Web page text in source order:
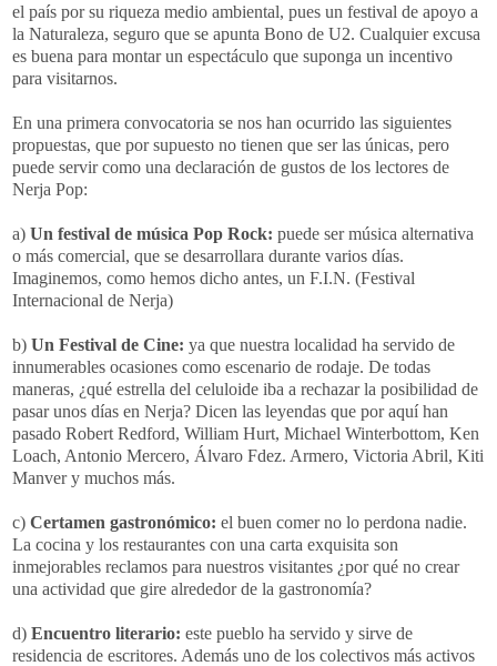
el país por su riqueza medio ambiental, pues un festival de apoyo a
la Naturaleza, seguro que se apunta Bono de U2. Cualquier excusa
es buena para montar un espectáculo que suponga un incentivo
para visitarnos.
En una primera convocatoria se nos han ocurrido las siguientes
propuestas, que por supuesto no tienen que ser las únicas, pero
puede servir como una declaración de gustos de los lectores de
Nerja Pop:
a) Un festival de música Pop Rock: puede ser música alternativa
o más comercial, que se desarrollara durante varios días.
Imaginemos, como hemos dicho antes, un F.I.N. (Festival
Internacional de Nerja)
b) Un Festival de Cine: ya que nuestra localidad ha servido de
innumerables ocasiones como escenario de rodaje. De todas
maneras, ¿qué estrella del celuloide iba a rechazar la posibilidad de
pasar unos días en Nerja? Dicen las leyendas que por aquí han
pasado Robert Redford, William Hurt, Michael Winterbottom, Ken
Loach, Antonio Mercero, Álvaro Fdez. Armero, Victoria Abril, Kiti
Manver y muchos más.
c) Certamen gastronómico: el buen comer no lo perdona nadie.
La cocina y los restaurantes con una carta exquisita son
inmejorables reclamos para nuestros visitantes ¿por qué no crear
una actividad que gire alrededor de la gastronomía?
d) Encuentro literario: este pueblo ha servido y sirve de
residencia de escritores. Además uno de los colectivos más activos